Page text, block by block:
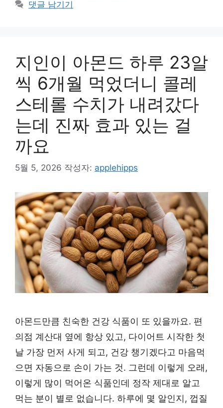
리
댓글 남기기
지인이 아몬드 하루 23알
씩 6개월 먹었더니 콜레
스테롤 수치가 내려갔다
는데 진짜 효과 있는 걸
까요
5월 5, 2026 작성자: applehipps
아몬드만큼 친숙한 건강 식품이 또 있을까요. 편
의점 계산대 옆에 항상 있고, 다이어트 시작한 첫
날 가장 먼저 사게 되고, 건강 챙기겠다고 마음먹
으면 자동으로 손이 가는 것. 그런데 이렇게 오래,
이렇게 많이 먹어온 식품인데 정작 제대로 알고
먹는 분이 별로 없습니다. 하루에 몇 알인지, 껍질